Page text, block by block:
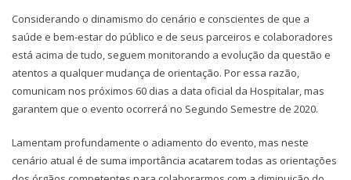
Considerando o dinamismo do cenário e conscientes de que a
saúde e bem-estar do público e de seus parceiros e colaboradores
está acima de tudo, seguem monitorando a evolução da questão e
atentos a qualquer mudança de orientação. Por essa razão,
comunicam nos próximos 60 dias a data oficial da Hospitalar, mas
garantem que o evento ocorrerá no Segundo Semestre de 2020.
Lamentam profundamente o adiamento do evento, mas neste
cenário atual é de suma importância acatarem todas as orientações